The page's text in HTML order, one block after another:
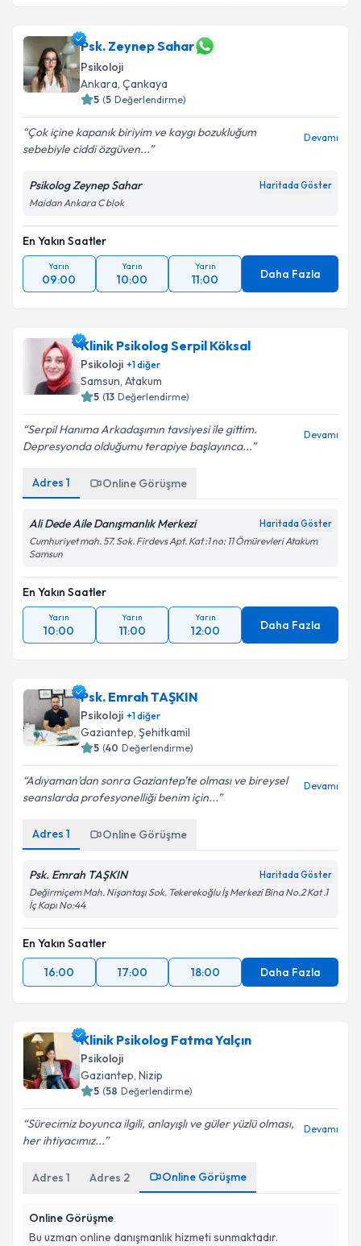
Psk. Zeynep Sahar
Psikoloji
Ankara, Çankaya
5 (5 Değerlendirme)
Çok içine kapanık biriyim ve kaygı bozukluğum
sebebiyle ciddi özgüven...
Devamı
Psikolog Zeynep Sahar Haritada Göster
Maidan Ankara C blok
En Yakın Saatler
Yarın
09:00
Yarın
10:00
Yarın
11:00 Daha Fazla
Klinik Psikolog Serpil Köksal
Psikoloji +1diğer
Samsun, Atakum
5 (13 Değerlendirme)
Serpil Hanıma Arkadaşımın tavsiyesi ile gittim.
Depresyonda olduğumu terapiye başlayınca...
Devamı
Adres 1 Online Görüşme
Ali Dede Aile Danışmanlık Merkezi Haritada Göster
Cumhuriyet mah. 57. Sok. Firdevs Apt. Kat :1 no: 11 Ömürevleri Atakum
Samsun
En Yakın Saatler
Yarın
10:00
Yarın
11:00
Yarın
12:00 Daha Fazla
Psk. Emrah TAŞKIN
Psikoloji +1diğer
Gaziantep, Şehitkamil
5 (40 Değerlendirme)
Adıyaman’dan sonra Gaziantep’te olması ve bireysel
seanslarda profesyonelliği benim için...
Devamı
Adres 1 Online Görüşme
Psk. Emrah TAŞKIN Haritada Göster
Değirmiçem Mah. Nişantaşı Sok. Tekerekoğlu İş Merkezi Bina No.2 Kat .1
İç Kapı No:44
En Yakın Saatler
16:00
17:00 18:00 Daha Fazla
Klinik Psikolog Fatma Yalçın
Psikoloji
Gaziantep, Nizip
5 (58 Değerlendirme)
Sürecimiz boyunca ilgili, anlayışlı ve güler yüzlü olması,
her ihtiyacımız...
Devamı
Adres 1 Adres 2 Online Görüşme
Online Görüşme
Bu uzman online danışmanlık hizmeti sunmaktadır.